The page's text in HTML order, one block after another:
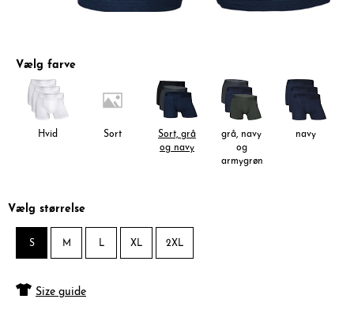
Vælg farve
Hvid Sort
Sort, grå
og navy
grå, navy
og
armygrøn
navy
Vælg størrelse
S M L XL 2XL
Size guide